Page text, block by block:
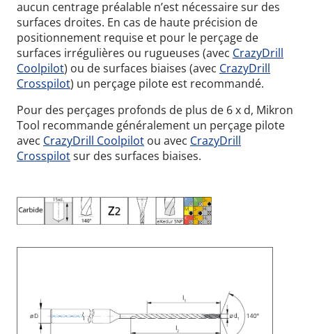
aucun centrage préalable n’est nécessaire sur des
surfaces droites. En cas de haute précision de
positionnement requise et pour le perçage de
surfaces irrégulières ou rugueuses (avec CrazyDrill
Coolpilot) ou de surfaces biaises (avec CrazyDrill
Crosspilot) un perçage pilote est recommandé.
Pour des perçages profonds de plus de 6 x d, Mikron
Tool recommande généralement un perçage pilote
avec CrazyDrill Coolpilot ou avec CrazyDrill
Crosspilotsur des surfaces biaises.